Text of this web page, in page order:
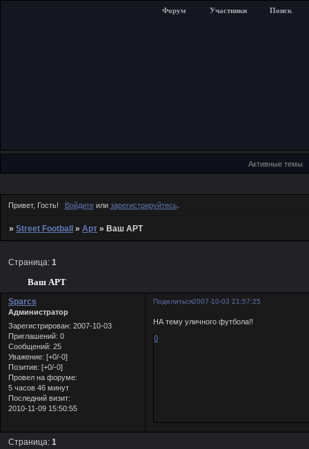
Форум Участники Поиск
Активные темы
Привет, Гость! Войдитеили зарегистрируйтесь.
»Street Football »Арт » Ваш АРТ
Ваш АРТ
Страница:1
Поделиться2007-10-03 21:57:25
Sparcs
Администратор
Зарегистрирован: 2007-10-03
Приглашений: 0
Сообщений: 25
Уважение: [+0/-0]
Позитив: [+0/-0]
Провел на форуме:
5 часов 46 минут
Последний визит:
2010-11-09 15:50:55
НА тему уличного футбола!!
0
Страница:1